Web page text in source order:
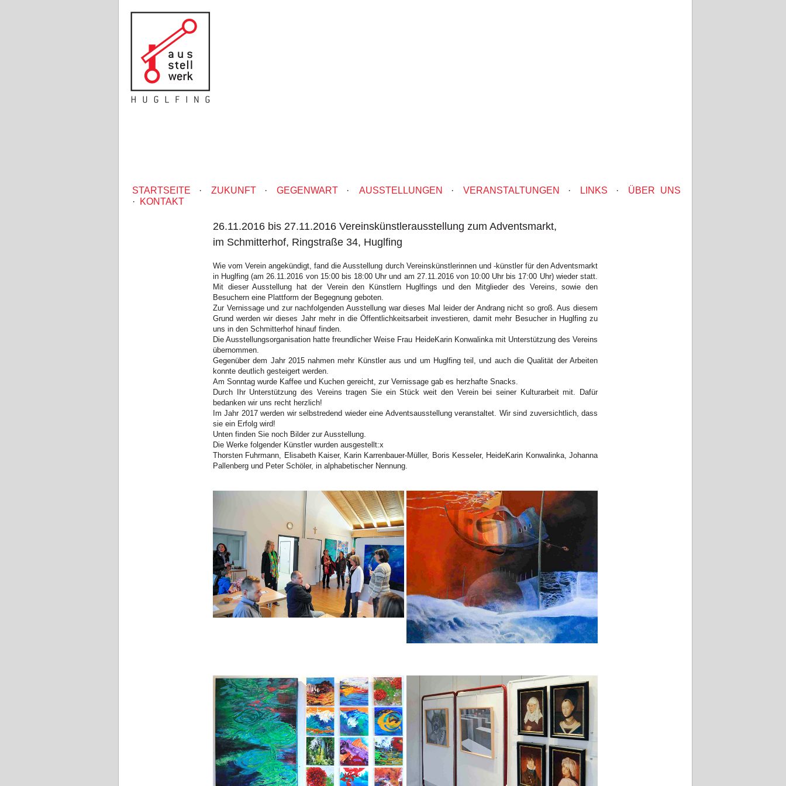
STARTSEITE · ZUKUNFT ·GEGENWART · AUSSTELLUNGEN · VERANSTALTUNGEN · LINKS · ÜBER UNS
·
KONTAKT
26.11.2016 bis 27.11.2016 Vereinskünstlerausstellung zum Adventsmarkt,
im Schmitterhof, Ringstraße 34, Huglfing
Wie vom Verein angekündigt, fand die Ausstellung durch Vereinskünstlerinnen und -künstler für den Adventsmarkt
in Huglfing (am 26.11.2016 von 15:00 bis 18:00 Uhr und am 27.11.2016 von 10:00 Uhr bis 17:00 Uhr) wieder statt.
Mit dieser Ausstellung hat der Verein den Künstlern Huglfings und den Mitglieder des Vereins, sowie den
Besuchern eine Plattform der Begegnung geboten.
Zur Vernissage und zur nachfolgenden Ausstellung war dieses Mal leider der Andrang nicht so groß. Aus diesem
Grund werden wir dieses Jahr mehr in die Öffentlichkeitsarbeit investieren, damit mehr Besucher in Huglfing zu
uns in den Schmitterhof hinauf finden.
Die Ausstellungsorganisation hatte freundlicher Weise Frau HeideKarin Konwalinka mit Unterstützung des Vereins
übernommen.
Gegenüber dem Jahr 2015 nahmen mehr Künstler aus und um Huglfing teil, und auch die Qualität der Arbeiten
konnte deutlich gesteigert werden.
Am Sonntag wurde Kaffee und Kuchen gereicht, zur Vernissage gab es herzhafte Snacks.
Durch Ihr Unterstützung des Vereins tragen Sie ein Stück weit den Verein bei seiner Kulturarbeit mit. Dafür
bedanken wir uns recht herzlich!
Im Jahr 2017 werden wir selbstredend wieder eine Adventsausstellung veranstaltet. Wir sind zuversichtlich, dass
sie ein Erfolg wird!
Unten finden Sie noch Bilder zur Ausstellung.
Die Werke folgender Künstler wurden ausgestellt:x
Thorsten Fuhrmann, Elisabeth Kaiser, Karin Karrenbauer-Müller, Boris Kesseler, HeideKarin Konwalinka, Johanna
Pallenberg und Peter Schöler, in alphabetischer Nennung.